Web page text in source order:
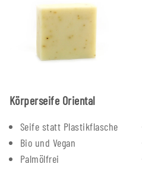
Körperseife Oriental
Seife statt Plastikflasche
Bio und Vegan
Palmölfrei